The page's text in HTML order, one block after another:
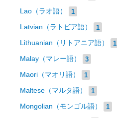
Lao（ラオ語） 1
Latvian（ラトビア語） 1
Lithuanian（リトアニア語） 1
Malay（マレー語） 3
Maori（マオリ語） 1
Maltese（マルタ語） 1
Mongolian（モンゴル語） 1